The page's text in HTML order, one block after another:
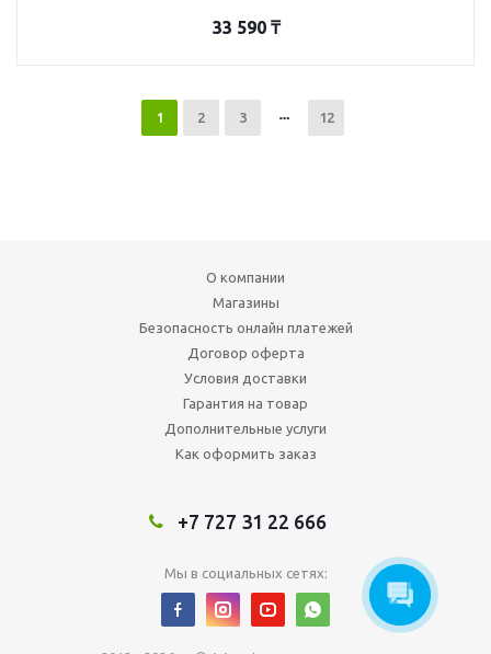
33 590₸
1 2 3 12
О компании
Магазины
Безопасность онлайн платежей
Договор оферта
Условия доставки
Гарантия на товар
Дополнительные услуги
Как оформить заказ
+7 727 31 22 666
Мы в социальных сетях: